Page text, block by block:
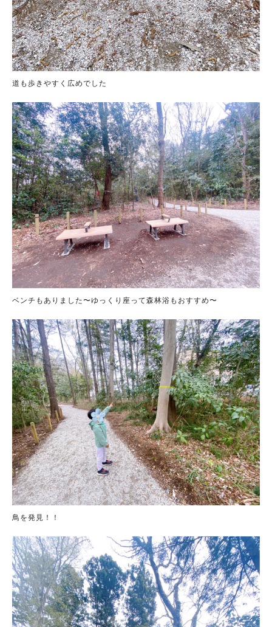
道も歩きやすく広めでした
ベンチもありました〜ゆっくり座って森林浴もおすすめ〜
鳥を発見！！